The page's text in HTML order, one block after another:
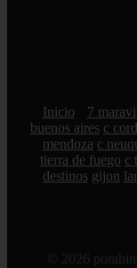
Inicio 7
buenos aires c
mendoza c
tierra de fuego c
destinos gijon
© 2026